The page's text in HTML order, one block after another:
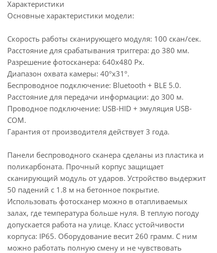
Характеристики
Основные характеристики модели:
Скорость работы сканирующего модуля: 100 скан/сек.
Расстояние для срабатывания триггера: до 380 мм.
Разрешение фотосканера: 640х480 Px.
Диапазон охвата камеры: 40ºx31º.
Беспроводное подключение: Bluetooth + BLE 5.0.
Расстояние для передачи информации: до 300 м.
Проводное подключение: USB-HID + эмуляция USB-
COM.
Гарантия от производителя действует 3 года.
Панели беспроводного сканера сделаны из пластика и
поликарбоната. Прочный корпус защищает
сканирующий модуль от ударов. Устройство выдержит
50 падений с 1.8 м на бетонное покрытие.
Использовать фотосканер можно в отапливаемых
залах, где температура больше нуля. В теплую погоду
допускается работа на улице. Класс устойчивости
корпуса: IP65. Оборудование весит 260 грамм. С ним
можно работать полную смену и не чувствовать